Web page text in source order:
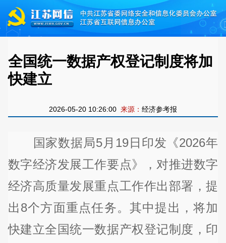
全国统一数据产权登记制度将加
快建立
2026-05-20 10:26:00 来源： 经济参考报
国家数据局5月19日印发《2026年
数字经济发展工作要点》，对推进数字
经济高质量发展重点工作作出部署，提
出8个方面重点任务。其中提出，将加
快建立全国统一数据产权登记制度，印